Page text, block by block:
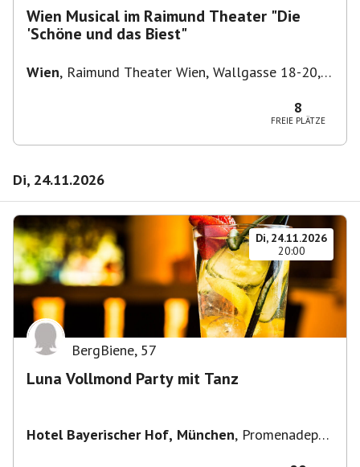
Wien Musical im Raimund Theater "Die
'Schöne und das Biest"
Wien, Raimund Theater Wien, Wallgasse 18-20,
8
FREIE PLÄTZE
Di, 24.11.2026
Di, 24.11.2026
20:00
BergBiene, 57
Luna Vollmond Party mit Tanz
Hotel Bayerischer Hof, München, Promenadepl.